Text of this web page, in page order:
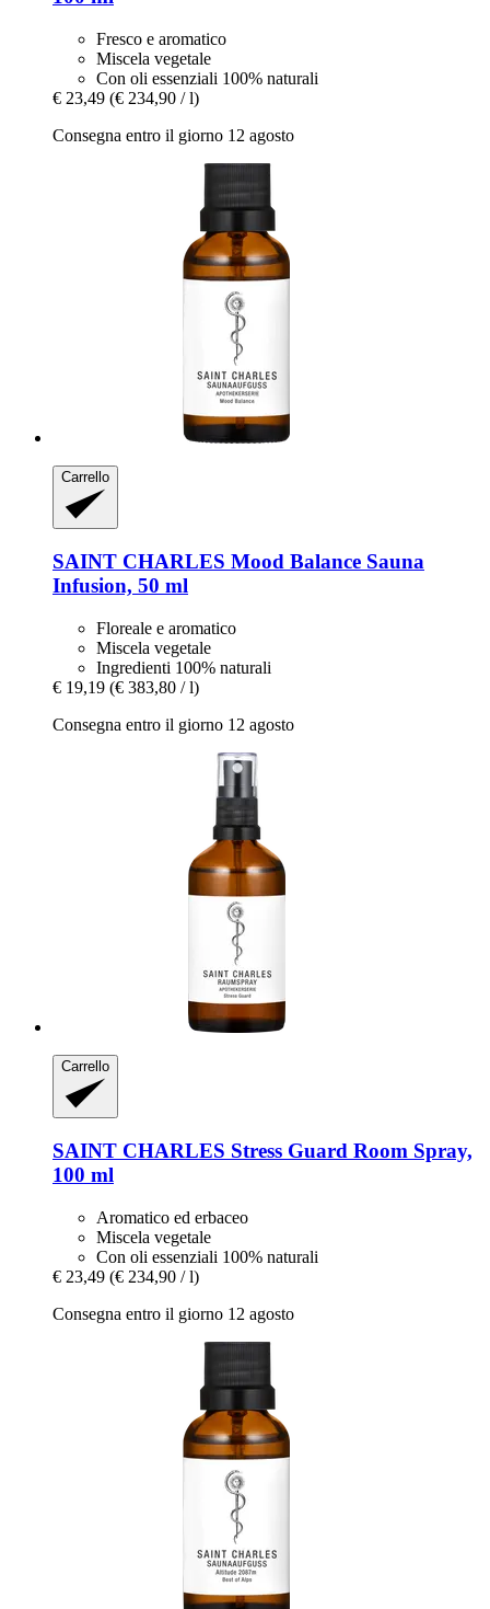
Fresco e aromatico
Miscela vegetale
Con oli essenziali 100% naturali
€ 23,49 (€ 234,90 / l)
Consegna entro il giorno 12 agosto
Carrello
SAINT CHARLES Mood Balance Sauna
Infusion, 50 ml
Floreale e aromatico
Miscela vegetale
Ingredienti 100% naturali
€ 19,19 (€ 383,80 / l)
Consegna entro il giorno 12 agosto
Carrello
SAINT CHARLES Stress Guard Room Spray,
100 ml
Aromatico ed erbaceo
Miscela vegetale
Con oli essenziali 100% naturali
€ 23,49 (€ 234,90 / l)
Consegna entro il giorno 12 agosto